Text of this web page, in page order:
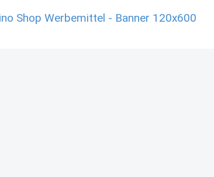
Shop Werbemittel - Banner 120x600